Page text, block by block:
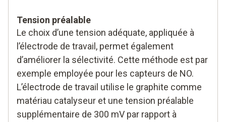
Tension préalable
Le choix d’une tension adéquate, appliquée à
l’électrode de travail, permet également
d’améliorer la sélectivité. Cette méthode est par
exemple employée pour les capteurs de NO.
L’électrode de travail utilise le graphite comme
matériau catalyseur et une tension préalable
supplémentaire de 300 mV par rapport à